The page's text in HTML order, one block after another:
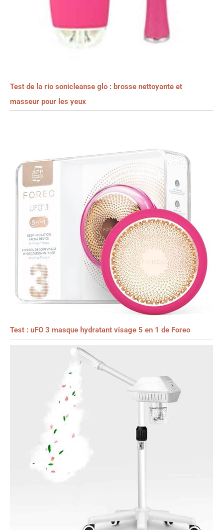
Test de la rio sonicleanse glo : brosse nettoyante et
masseur pour les yeux
Test : uFO 3 masque hydratant visage 5 en 1 de Foreo